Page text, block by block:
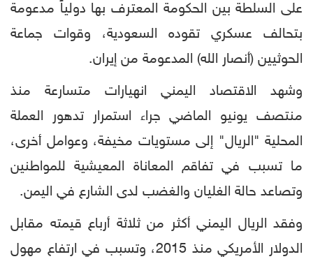
على السلطة بين الحكومة المعترف بها دولياً مدعومة
بتحالف عسكري تقوده السعودية، وقوات جماعة
الحوثيين (أنصار الله) المدعومة من إيران.
وشهد الاقتصاد اليمني انهيارات متسارعة منذ
منتصف يونيو الماضي جراء استمرار تدهور العملة
المحلية "الريال" إلى مستويات مخيفة، وعوامل أخرى،
ما تسبب في تفاقم المعاناة المعيشية للمواطنين
وتصاعد حالة الغليان والغضب لدى الشارع في اليمن.
وفقد الريال اليمني أكثر من ثلاثة أرباع قيمته مقابل
الدولار الأمريكي منذ 2015، وتسبب في ارتفاع مهول